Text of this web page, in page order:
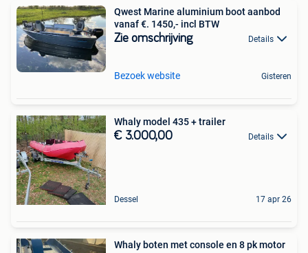
Qwest Marine aluminium boot aanbod
vanaf €. 1450,- incl BTW
Zie omschrijving Details
Bezoek website Gisteren
Whaly model 435 + trailer
€ 3.000,00 Details
Dessel 17 apr 26
Whaly boten met console en 8 pk motor